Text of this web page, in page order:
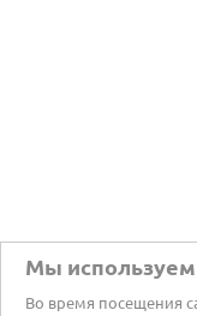
Мы
Во время посещения